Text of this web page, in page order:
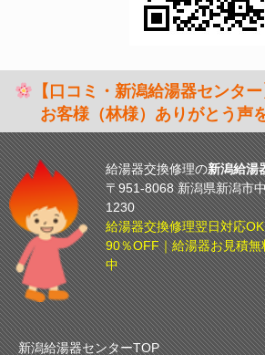
【口コミ・新潟給湯器センタ
お客様（林様）ありがとう声
給湯器交換修理の新潟給湯
〒951-8068 新潟県新潟市
1230
給湯器交換修理翌日対応
90％OFF｜給湯器お見積
中
新潟給湯器センターTOP